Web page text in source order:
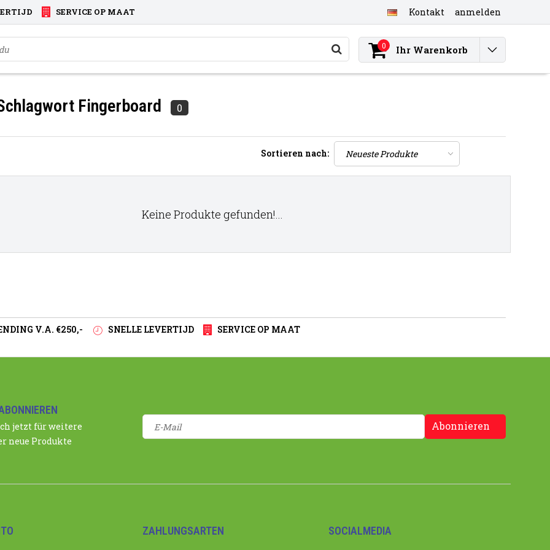
SERVICE OP MAAT Kontakt anmelden
0 Ihr Warenkorb
Fingerboard 0
Sortieren nach:
Keine Produkte gefunden!...
V.A. €250,- SNELLE LEVERTIJD SERVICE OP MAAT
jetzt für weitere
neue Produkte
Abonnieren
ZAHLUNGSARTEN SOCIALMEDIA